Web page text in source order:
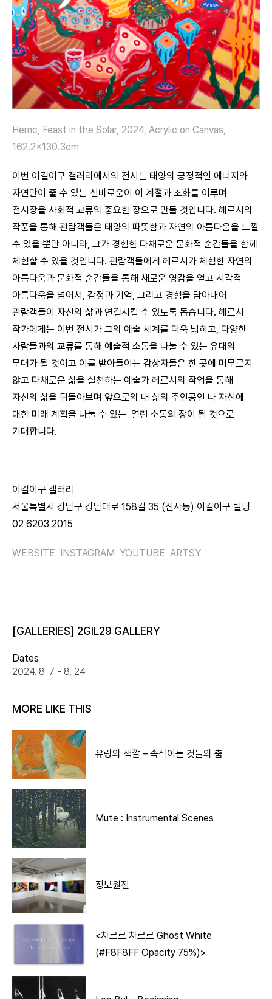
Hernc, Feast in the Solar, 2024, Acrylic on Canvas,
162.2×130.3cm
이번 이길이구 갤러리에서의 전시는 태양의 긍정적인 에너지와
자연만이 줄 수 있는 신비로움이 이 계절과 조화를 이루며
전시장을 사회적 교류의 중요한 장으로 만들 것입니다. 헤르시의
작품을 통해 관람객들은 태양의 따뜻함과 자연의 아름다움을 느낄
수 있을 뿐만 아니라, 그가 경험한 다채로운 문화적 순간들을 함께
체험할 수 있을 것입니다. 관람객들에게 헤르시가 체험한 자연의
아름다움과 문화적 순간들을 통해 새로운 영감을 얻고 시각적
아름다움을 넘어서, 감정과 기억, 그리고 경험을 담아내어
관람객들이 자신의 삶과 연결시킬 수 있도록 돕습니다. 헤르시
작가에게는 이번 전시가 그의 예술 세계를 더욱 넓히고, 다양한
사람들과의 교류를 통해 예술적 소통을 나눌 수 있는 유대의
무대가 될 것이고 이를 받아들이는 감상자들은 한 곳에 머무르지
않고 다채로운 삶을 실천하는 예술가 헤르시의 작업을 통해
자신의 삶을 뒤돌아보며 앞으로의 내 삶의 주인공인 나 자신에
대한 미래 계획을 나눌 수 있는 열린 소통의 장이 될 것으로
기대합니다.
이길이구 갤러리
서울특별시 강남구 강남대로 158길 35 (신사동) 이길이구 빌딩
02 6203 2015
WEBSITE INSTAGRAM YOUTUBE ARTSY
[GALLERIES] 2GIL29 GALLERY
Dates
2024. 8. 7 - 8. 24
MORE LIKE THIS
유랑의 색깔 – 속삭이는 것들의 춤
Mute : Instrumental Scenes
정보원전
<차르르 차르르 Ghost White
(#F8F8FF Opacity 75%)>